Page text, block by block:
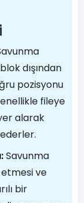
dışından
pozisyonu
fileye
alarak
Savunma
ve
bir